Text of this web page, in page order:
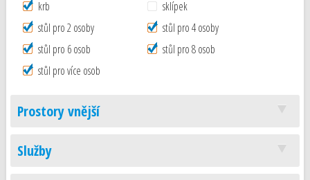
krb
sklípek
stůl pro 2 osoby
stůl pro 4 osoby
stůl pro 6 osob
stůl pro 8 osob
stůl pro více osob
Prostory vnější
Služby